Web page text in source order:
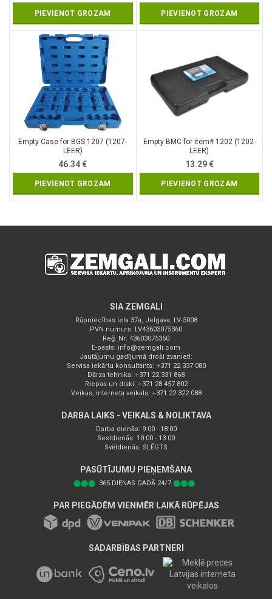
PIEVIENOT GROZAM PIEVIENOT GROZAM
Empty Case for BGS 1207 (1207-
LEER)
46.34€
PIEVIENOT GROZAM
Empty BMC for item# 1202 (1202-
LEER)
13.29€
PIEVIENOT GROZAM
SIA ZEMGALI
Rūpniecības iela 37a, Jelgava, LV-3008
PVN numurs: LV43603075360
Reģ. Nr: 43603075360
E-pasts: info@zemgali.com
Jautājumu gadījumā droši zvaniet!:
Servisa iekārtu konsultants: +371 22 337 080
Dārza tehnika: +371 22 331 868
Riepas un diski: +371 28 457 802
Veikas, interneta veikals: +371 22 322 088
DARBA LAIKS - VEIKALS & NOLIKTAVA
Darba dienās: 9:00 - 18:00
Sestdienās: 10:00 - 13:00
Svētdienās: SLĒGTS
PASŪTĪJUMU PIEŅEMŠANA
⬤⬤⬤ 365.DIENAS GADĀ 24/7 ⬤⬤⬤
PAR PIEGĀDĒM VIENMĒR LAIKĀ RŪPĒJAS
SADARBĪBAS PARTNERI